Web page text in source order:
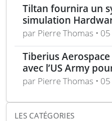
Tiltan fournira un
simulation
un programme
unique
par Pierre Thomas •
Tiberius
avec l’US Army
d’artillerie guidée
par Pierre Thomas •
LES CATÉGORIES